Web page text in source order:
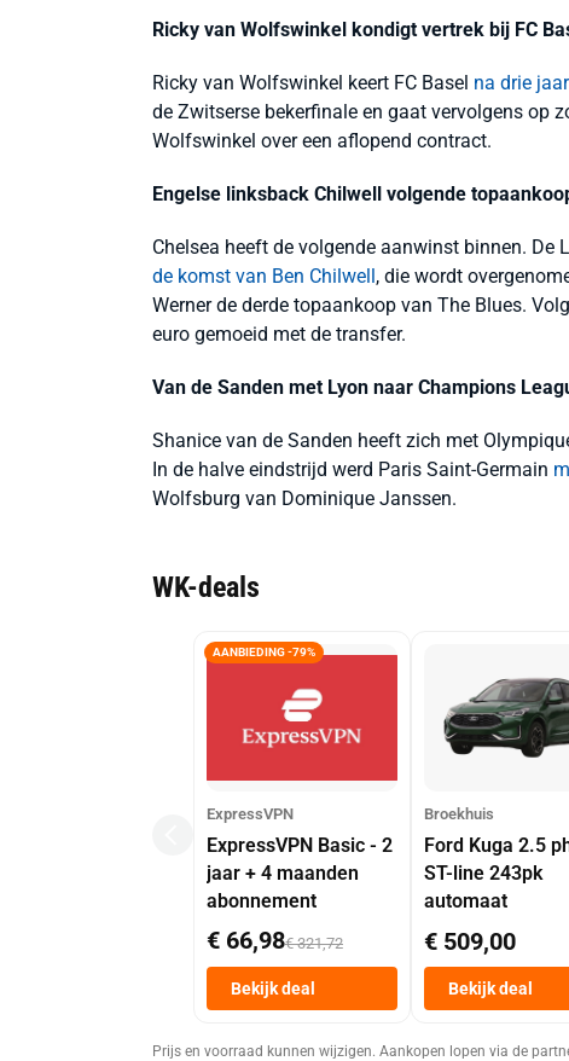
Ricky van Wolfswinkel kondigt vertrek bij FC
Ricky van Wolfswinkel keert FC Basel na drie
de Zwitserse bekerfinale en gaat vervolgens op
Wolfswinkel over een aflopend contract.
Engelse linksback Chilwell volgende
Chelsea heeft de volgende aanwinst binnen.
de komst van Ben Chilwell, die wordt
Werner de derde topaankoop van The Blues.
euro gemoeid met de transfer.
Van de Sanden met Lyon naar Champions
Shanice van de Sanden heeft zich met
In de halve eindstrijd werd Paris Saint-Germain
Wolfsburg van Dominique Janssen.
WK-deals
AANBIEDING -79%
ExpressVPN
ExpressVPN Basic - 2
jaar + 4 maanden
abonnement
€ 66,98€ 321,72
Bekijk deal
Broekhuis
Ford Kuga 2.5
ST-line 243pk
automaat
€ 509,00
Bekijk deal
Prijs en voorraad kunnen wijzigen. Aankopen lopen via de